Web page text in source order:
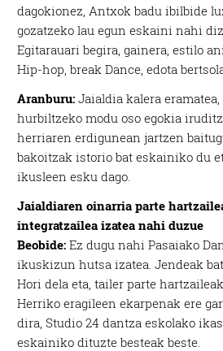
dagokionez, Antxok badu ibilbide
gozatzeko lau egun eskaini nahi
Egitarauari begira, gainera, estilo
Hip-hop, break Dance, edota
Aranburu: Jaialdia kalera
hurbiltzeko modu oso egokia
herriaren erdigunean jartzen
bakoitzak istorio bat eskainiko du
ikusleen esku dago.
Jaialdiaren oinarria parte
integratzailea izatea nahi duzue
Beobide: Ez dugu nahi Pasaiako
ikuskizun hutsa izatea. Jendeak
Hori dela eta, tailer parte
Herriko eragileen ekarpenak ere
dira, Studio 24 dantza eskolako
eskainiko dituzte besteak beste.